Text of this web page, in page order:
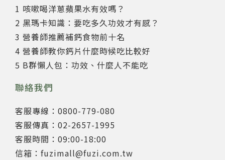
1 咳嗽喝洋蔥蘋果水有效嗎？
2 黑瑪卡知識：要吃多久功效才有感？
3 營養師推薦補鈣食物前十名
4 營養師教你鈣片什麼時候吃比較好
5 B群懶人包：功效、什麼人不能吃
聯絡我們
客服專線：0800-779-080
客服傳真：02-2657-1995
客服時間：09:00-18:00
信箱：fuzimall@fuzi.com.tw